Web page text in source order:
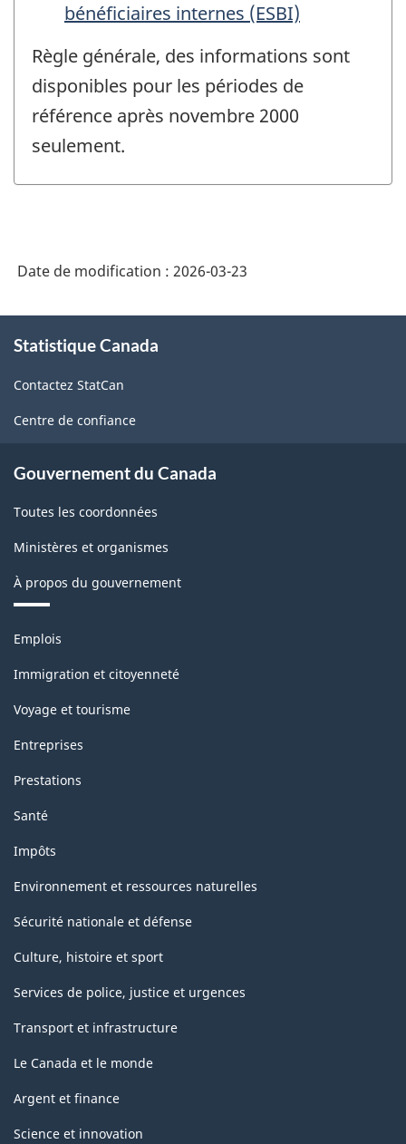
bénéficiaires internes (ESBI)
Règle générale, des informations sont
disponibles pour les périodes de
référence après novembre 2000
seulement.
Date de modification : 2026-03-23
propos
ce
site
Statistique Canada
Contactez StatCan
Centre de confiance
Gouvernement du Canada
Toutes les coordonnées
Ministères et organismes
À propos du gouvernement
Thèmes
sujets
Emplois
Immigration et citoyenneté
Voyage et tourisme
Entreprises
Prestations
Santé
Impôts
Environnement et ressources naturelles
Sécurité nationale et défense
Culture, histoire et sport
Services de police, justice et urgences
Transport et infrastructure
Le Canada et le monde
Argent et finance
Science et innovation